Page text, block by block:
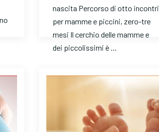
nascita Percorso di otto incontri
per mamme e piccini, zero-tre
mesi Il cerchio delle mamme e
dei piccolissimi è …